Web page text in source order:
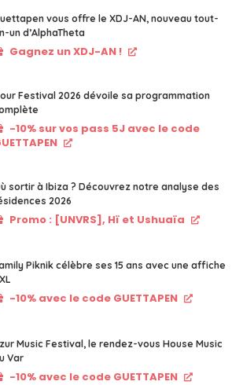
vous offre le XDJ-AN, nouveau tout-
un d’AlphaTheta
Gagnez un XDJ-AN !
Festival 2026 dévoile sa programmation
-10% sur vos pass 5J avec le code
sortir à Ibiza ? Découvrez notre analyse des
2026
Promo : [UNVRS], Hï et Ushuaïa
Piknik célèbre ses 15 ans avec une affiche
-10% avec le code GUETTAPEN
Music Festival, le rendez-vous House Music
Var
-10% avec le code GUETTAPEN